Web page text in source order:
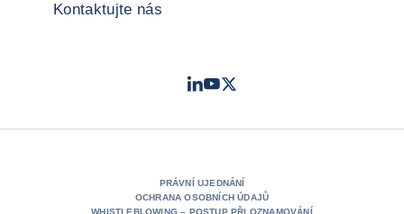
Kontaktujte nás
LinkedIn
Youtube
Twitter
PRÁVNÍ UJEDNÁNÍ
OCHRANA OSOBNÍCH ÚDAJŮ
WHISTLEBLOWING – POSTUP PŘI OZNAMOVÁNÍ